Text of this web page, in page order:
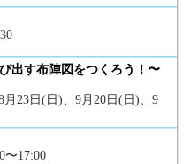
出す布陣図をつくろう！〜
23日(日)、9月20日(日)、9
〜17:00